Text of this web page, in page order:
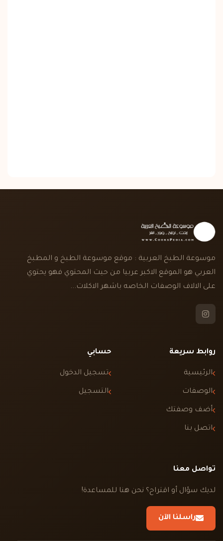
موسوعة الطبخ العربية : موقع موسوعة الطبخ و المطبخ
العربي هو الموقع الاكبر عربيا من حيث المحتوي فهو يحتوي
على الالاف الوصفات الخاصه باشهر الاكلات...
روابط سريعة
الرئيسية
الوصفات
أضف وصفتك
اتصل بنا
حسابي
تسجيل الدخول
التسجيل
تواصل معنا
لديك سؤال أو اقتراح؟ نحن هنا للمساعدة!
راسلنا الآن